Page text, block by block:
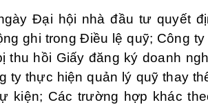
Đại hội nhà đầu tư quyết
ghi trong Điều lệ quỹ; Công
thu hồi Giấy đăng ký doanh
ty thực hiện quản lý quỹ thay
kiện; Các trường hợp khác